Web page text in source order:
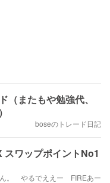
（またもや勉強代、
boseのトレード日記
スワップポイントNo1
ん。 やるでええー FIREあー